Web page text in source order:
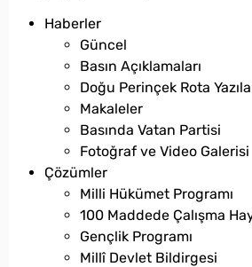
Haberler
Güncel
Basın Açıklamaları
Doğu Perinçek Rota
Makaleler
Basında Vatan Partisi
Fotoğraf ve Video Galerisi
Çözümler
Milli Hükümet Programı
100 Maddede Çalışma
Gençlik Programı
Millî Devlet Bildirgesi